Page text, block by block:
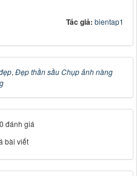
Tác giả: bientap1
, Đẹp thần sầu Chụp ảnh nàng
đánh giá
bài viết